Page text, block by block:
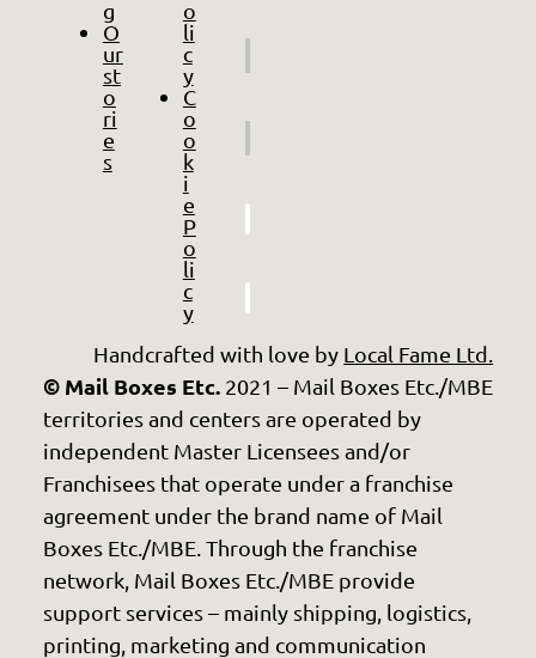
g
O
ur
st
o
ri
e
s
o
li
c
y
C
o
o
k
i
e
P
o
li
c
y
Handcrafted with love by Local Fame Ltd.
© Mail Boxes Etc.2021 – Mail Boxes Etc./MBE
territories and centers are operated by
independent Master Licensees and/or
Franchisees that operate under a franchise
agreement under the brand name of Mail
Boxes Etc./MBE. Through the franchise
network, Mail Boxes Etc./MBE provide
support services – mainly shipping, logistics,
printing, marketing and communication